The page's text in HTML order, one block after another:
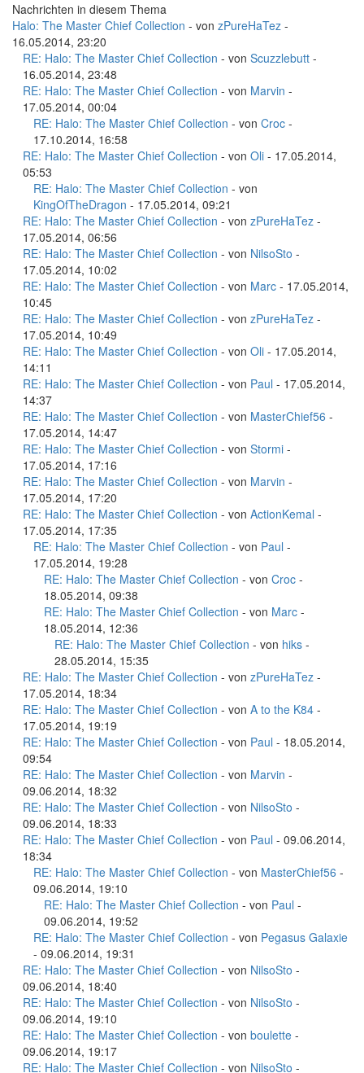
Nachrichten in diesem Thema
Halo: The Master Chief Collection - von zPureHaTez -
16.05.2014, 23:20
RE: Halo: The Master Chief Collection - von Scuzzlebutt -
16.05.2014, 23:48
RE: Halo: The Master Chief Collection - von Marvin -
17.05.2014, 00:04
RE: Halo: The Master Chief Collection - von Croc -
17.10.2014, 16:58
RE: Halo: The Master Chief Collection - von Oli - 17.05.2014,
05:53
RE: Halo: The Master Chief Collection - von
KingOfTheDragon - 17.05.2014, 09:21
RE: Halo: The Master Chief Collection - von zPureHaTez -
17.05.2014, 06:56
RE: Halo: The Master Chief Collection - von NilsoSto -
17.05.2014, 10:02
RE: Halo: The Master Chief Collection - von Marc - 17.05.2014,
10:45
RE: Halo: The Master Chief Collection - von zPureHaTez -
17.05.2014, 10:49
RE: Halo: The Master Chief Collection - von Oli - 17.05.2014,
14:11
RE: Halo: The Master Chief Collection - von Paul - 17.05.2014,
14:37
RE: Halo: The Master Chief Collection - von MasterChief56 -
17.05.2014, 14:47
RE: Halo: The Master Chief Collection - von Stormi -
17.05.2014, 17:16
RE: Halo: The Master Chief Collection - von Marvin -
17.05.2014, 17:20
RE: Halo: The Master Chief Collection - von ActionKemal -
17.05.2014, 17:35
RE: Halo: The Master Chief Collection - von Paul -
17.05.2014, 19:28
RE: Halo: The Master Chief Collection - von Croc -
18.05.2014, 09:38
RE: Halo: The Master Chief Collection - von Marc -
18.05.2014, 12:36
RE: Halo: The Master Chief Collection - von hiks -
28.05.2014, 15:35
RE: Halo: The Master Chief Collection - von zPureHaTez -
17.05.2014, 18:34
RE: Halo: The Master Chief Collection - von A to the K84 -
17.05.2014, 19:19
RE: Halo: The Master Chief Collection - von Paul - 18.05.2014,
09:54
RE: Halo: The Master Chief Collection - von Marvin -
09.06.2014, 18:32
RE: Halo: The Master Chief Collection - von NilsoSto -
09.06.2014, 18:33
RE: Halo: The Master Chief Collection - von Paul - 09.06.2014,
18:34
RE: Halo: The Master Chief Collection - von MasterChief56 -
09.06.2014, 19:10
RE: Halo: The Master Chief Collection - von Paul -
09.06.2014, 19:52
RE: Halo: The Master Chief Collection - von Pegasus Galaxie
- 09.06.2014, 19:31
RE: Halo: The Master Chief Collection - von NilsoSto -
09.06.2014, 18:40
RE: Halo: The Master Chief Collection - von NilsoSto -
09.06.2014, 19:10
RE: Halo: The Master Chief Collection - von boulette -
09.06.2014, 19:17
RE: Halo: The Master Chief Collection - von NilsoSto -